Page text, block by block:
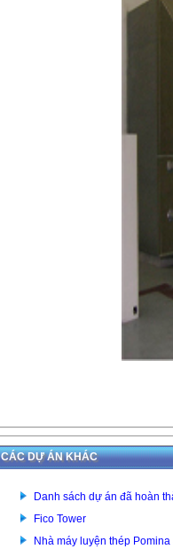
CÁC DỰ ÁN KHÁC
Danh sách dự án đã hoàn
Fico Tower
Nhà máy luyện thép Pomina